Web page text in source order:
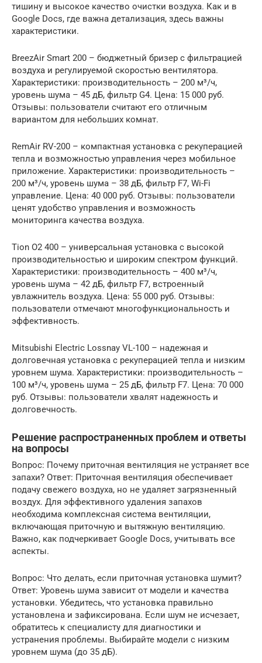
тишину и высокое качество очистки воздуха. Как и в
Google Docs, где важна детализация, здесь важны
характеристики.
BreezAir Smart 200 – бюджетный бризер с фильтрацией
воздуха и регулируемой скоростью вентилятора.
Характеристики: производительность – 200 м³/ч,
уровень шума – 45 дБ, фильтр G4. Цена: 15 000 руб.
Отзывы: пользователи считают его отличным
вариантом для небольших комнат.
RemAir RV-200 – компактная установка с рекуперацией
тепла и возможностью управления через мобильное
приложение. Характеристики: производительность –
200 м³/ч, уровень шума – 38 дБ, фильтр F7, Wi-Fi
управление. Цена: 40 000 руб. Отзывы: пользователи
ценят удобство управления и возможность
мониторинга качества воздуха.
Tion O2 400 – универсальная установка с высокой
производительностью и широким спектром функций.
Характеристики: производительность – 400 м³/ч,
уровень шума – 42 дБ, фильтр F7, встроенный
увлажнитель воздуха. Цена: 55 000 руб. Отзывы:
пользователи отмечают многофункциональность и
эффективность.
Mitsubishi Electric Lossnay VL-100 – надежная и
долговечная установка с рекуперацией тепла и низким
уровнем шума. Характеристики: производительность –
100 м³/ч, уровень шума – 25 дБ, фильтр F7. Цена: 70 000
руб. Отзывы: пользователи хвалят надежность и
долговечность.
Решение распространенных проблем и ответы
на вопросы
Вопрос: Почему приточная вентиляция не устраняет все
запахи? Ответ: Приточная вентиляция обеспечивает
подачу свежего воздуха, но не удаляет загрязненный
воздух. Для эффективного удаления запахов
необходима комплексная система вентиляции,
включающая приточную и вытяжную вентиляцию.
Важно, как подчеркивает Google Docs, учитывать все
аспекты.
Вопрос: Что делать, если приточная установка шумит?
Ответ: Уровень шума зависит от модели и качества
установки. Убедитесь, что установка правильно
установлена и зафиксирована. Если шум не исчезает,
обратитесь к специалисту для диагностики и
устранения проблемы. Выбирайте модели с низким
уровнем шума (до 35 дБ).